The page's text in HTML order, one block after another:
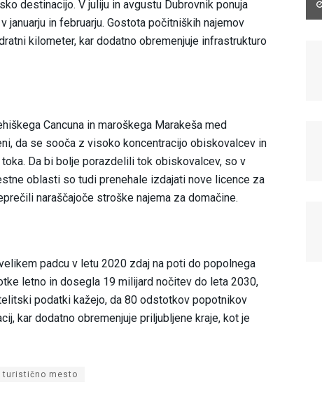
destinacijo. V juliju in avgustu Dubrovnik ponuja
in februarju. Gostota počitniških najemov
kilometer, kar dodatno obremenjuje infrastrukturo
Cancuna in maroškega Marakeša med
da se sooča z visoko koncentracijo obiskovalcev in
Da bi bolje porazdelili tok obiskovalcev, so v
oblasti so tudi prenehale izdajati nove licence za
naraščajoče stroške najema za domačine.
padcu v letu 2020 zdaj na poti do popolnega
letno in dosegla 19 milijard nočitev do leta 2030,
podatki kažejo, da 80 odstotkov popotnikov
kar dodatno obremenjuje priljubljene kraje, kot je
turistično mesto